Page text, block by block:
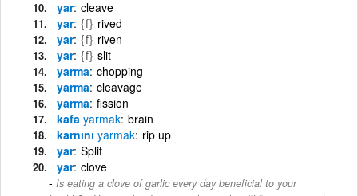
yar cleave
yar {f} rived
yar {f} riven
yar {f} slit
yarma chopping
yarma cleavage
yarma fission
kafa yarmak brain
karnını yarmak rip up
yar Split
yar clove
Is eating a clove of garlic every day beneficial to your